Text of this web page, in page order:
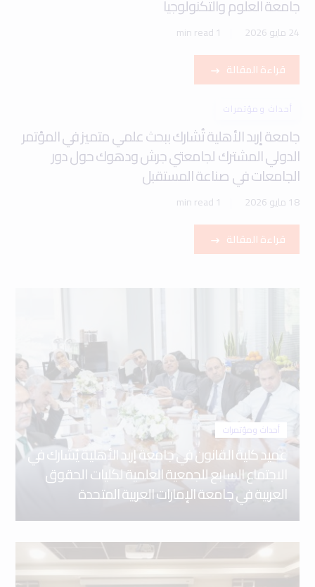
جامعة العلوم والتكنولوجيا
24 مايو 2026 1 min read
قراءة المقالة
أحداث ومؤتمرات
جامعة إربد الأهلية تُشارك ببحث علمي متميز في المؤتمر
الدولي المشترك لجامعتي جرش ودهوك حول دور
الجامعات في صناعة المستقبل
18 مايو 2026 1 min read
قراءة المقالة
أحداث ومؤتمرات
عميد كلية القانون في جامعة إربد الأهلية يُشارك في
الاجتماع السابع للجمعية العلمية لكليات الحقوق
العربية في جامعة الإمارات العربية المتحدة